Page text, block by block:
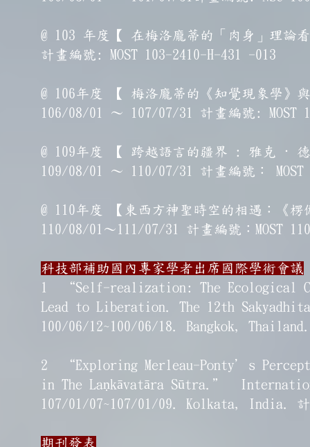
@ 103 年度【 在梅洛龐蒂的「肉身」理
計畫編號: MOST 103-2410-H-431 -013
@ 106年度 【 梅洛龐蒂的《知覺現象學》
106/08/01 ～ 107/07/31 計畫編號: MOST
@ 109年度 【 跨越語言的疆界 : 雅克 ·
109/08/01 ～ 110/07/31 計畫編號：
@ 110年度 【東西方神聖時空的相遇：《
110/08/01～111/07/31 計畫編號：MOST
科技部補助國內專家學者出席國際學術會議
1 “Self-realization: The Ecological
Lead to Liberation. The 12th
100/06/12~100/06/18. Bangkok,
2 “Exploring Merleau-Ponty’s
in The Laṇkāvatāra Sūtra.”
107/01/07~107/01/09. Kolkata, India.
期刊發表